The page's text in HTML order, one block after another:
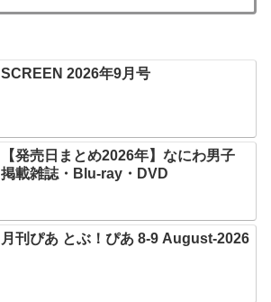
SCREEN 2026年9月号
【発売日まとめ2026年】なにわ男子
掲載雑誌・Blu-ray・DVD
月刊ぴあ とぶ！ぴあ 8-9 August-2026